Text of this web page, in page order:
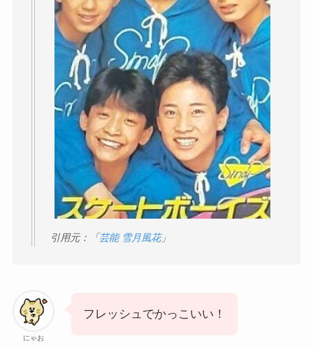
引用元：「芸能 雪月風花」
にゃお
フレッシュでかっこいい！